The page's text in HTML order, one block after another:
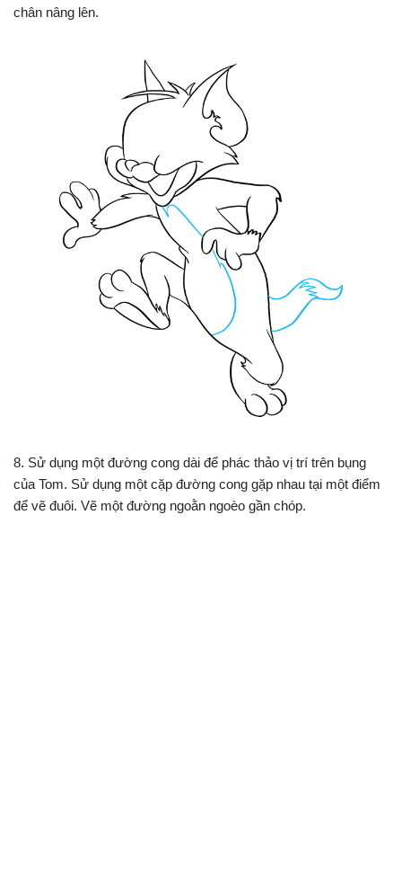
chân nâng lên.
8. Sử dụng một đường cong dài để phác thảo vị trí trên bụng
của Tom. Sử dụng một cặp đường cong gặp nhau tại một điểm
để vẽ đuôi. Vẽ một đường ngoằn ngoèo gần chóp.